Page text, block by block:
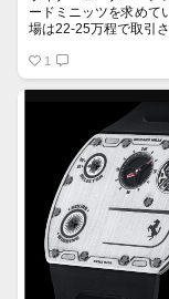
ードミニッツを求めて
場は22-25万程で取引
ですが、自分自身一目
るため、35万でいかが
ご連絡お待ちしており
1